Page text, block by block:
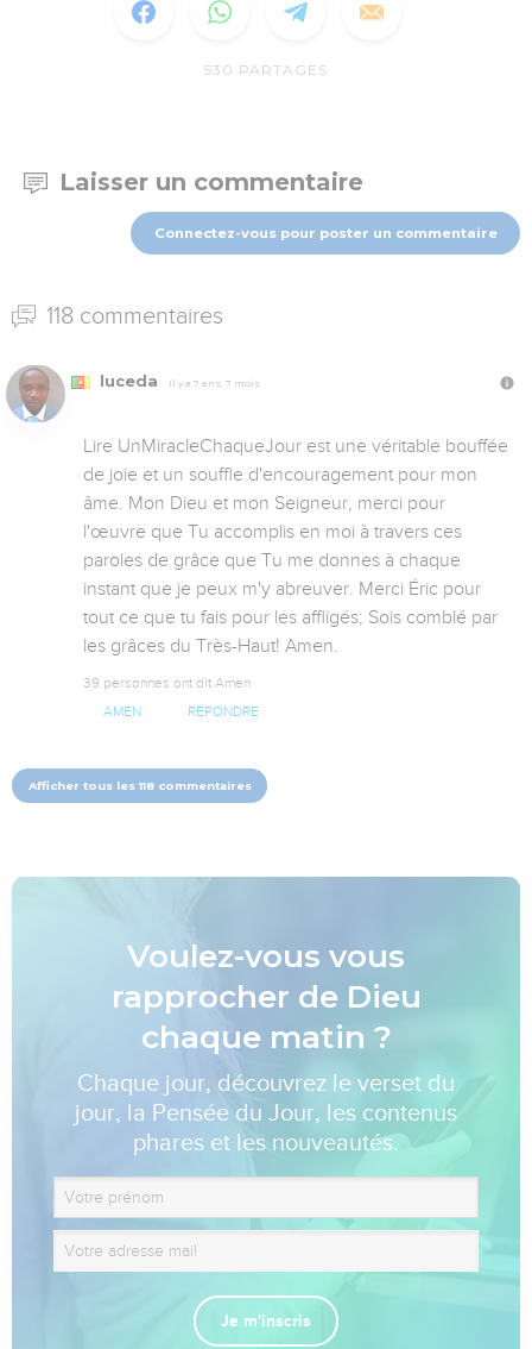
530 PARTAGES
Laisser un commentaire
Connectez-vous pour poster un commentaire
118 commentaires
luceda Il y a 7 ans, 7 mois
Lire UnMiracleChaqueJour est une véritable bouffée
de joie et un souffle d'encouragement pour mon
âme. Mon Dieu et mon Seigneur, merci pour
l'œuvre que Tu accomplis en moi à travers ces
paroles de grâce que Tu me donnes à chaque
instant que je peux m'y abreuver. Merci Éric pour
tout ce que tu fais pour les affligés; Sois comblé par
les grâces du Très-Haut! Amen.
39 personnes ont dit Amen
AMEN RÉPONDRE
Afficher tous les 118 commentaires
Voulez-vous vous
rapprocher de Dieu
chaque matin ?
Chaque jour, découvrez le verset du
jour, la Pensée du Jour, les contenus
phares et les nouveautés.
Je m'inscris